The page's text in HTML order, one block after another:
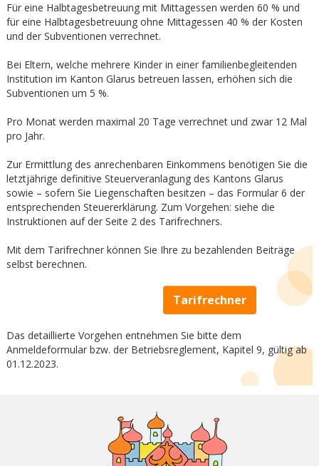
Für eine Halbtagesbetreuung mit Mittagessen werden 60 % und
für eine Halbtagesbetreuung ohne Mittagessen 40 % der Kosten
und der Subventionen verrechnet.
Bei Eltern, welche mehrere Kinder in einer familienbegleitenden
Institution im Kanton Glarus betreuen lassen, erhöhen sich die
Subventionen um 5 %.
Pro Monat werden maximal 20 Tage verrechnet und zwar 12 Mal
pro Jahr.
Zur Ermittlung des anrechenbaren Einkommens benötigen Sie die
letztjährige definitive Steuerveranlagung des Kantons Glarus
sowie – sofern Sie Liegenschaften besitzen – das Formular 6 der
entsprechenden Steuererklärung. Zum Vorgehen: siehe die
Instruktionen auf der Seite 2 des Tarifrechners.
Mit dem Tarifrechner können Sie Ihre zu bezahlenden Beiträge
selbst berechnen.
Tarifrechner
Das detaillierte Vorgehen entnehmen Sie bitte dem
Anmeldeformular bzw. der Betriebsreglement, Kapitel 9, gültig ab
01.12.2023.